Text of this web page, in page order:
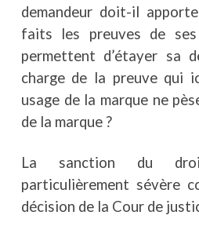
demandeur doit-il
faits les preuves de
permettent d’étayer sa
charge de la preuve qui
usage de la marque ne
de la marque ?
La sanction du
particulièrement sévère
décision de la Cour de